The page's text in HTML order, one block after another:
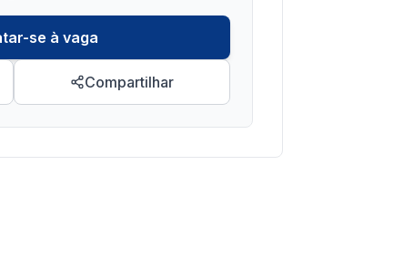
se à vaga
Compartilhar